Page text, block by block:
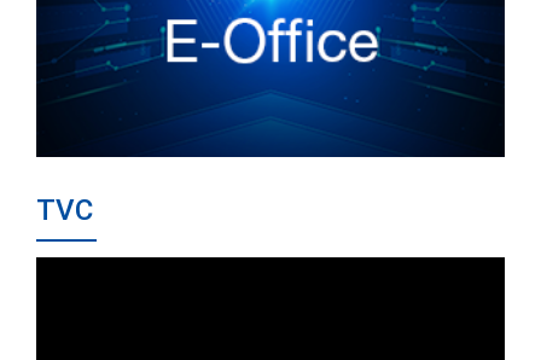
TVC